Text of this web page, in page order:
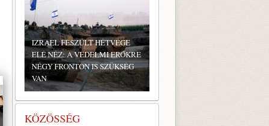
IZRAEL FESZÜLT HÉTVÉGE
ELÉ NÉZ: A VÉDELMI ERŐKRE
NÉGY FRONTON IS SZÜKSÉG
VAN
KÖZÖSSÉG